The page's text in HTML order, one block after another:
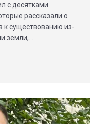
с десятками
рассказали о
к существованию из-
земли,…